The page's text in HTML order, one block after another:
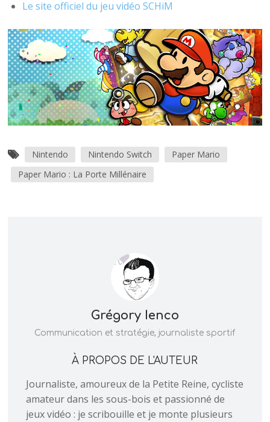
Le site officiel du jeu vidéo SCHiM
Nintendo Nintendo Switch
Paper Mario
Paper Mario : La Porte Millénaire
Grégory Ienco
Communication et stratégie, journaliste sportif
À PROPOS DE L'AUTEUR
Journaliste, amoureux de la Petite Reine, cycliste
amateur dans les sous-bois et passionné de
jeux vidéo : je scribouille et je monte plusieurs